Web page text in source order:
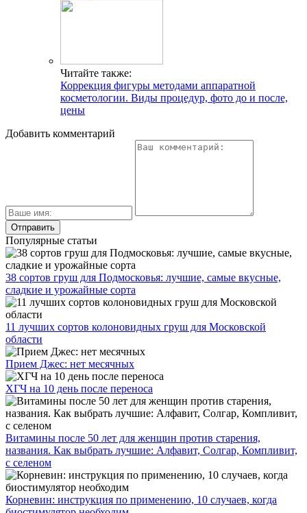
Читайте также:
Коррекция фигуры методами аппаратной
косметологии. Виды процедур, фото до и после,
цены
Добавить комментарий
Популярные статьи
38 сортов груш для Подмосковья: лучшие, самые вкусные,
сладкие и урожайные сорта
11 лучших сортов колоновидных груш для Московской
области
Прием Джес: нет месячных
ХГЧ на 10 день после переноса
Витамины после 50 лет для женщин против старения,
названия. Как выбрать лучшие: Алфавит, Солгар, Компливит,
с селеном
Корневин: инструкция по применению, 10 случаев, когда